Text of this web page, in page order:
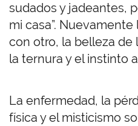
sudados y jadeantes,
mi casa”.
con otro, la belleza de
la ternura y el instinto
La enfermedad, la
física y el misticismo